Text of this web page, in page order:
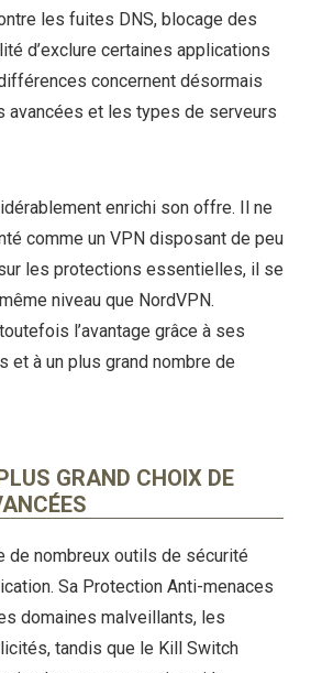
les fuites DNS, blocage des
d’exclure certaines applications
concernent désormais
avancées et les types de serveurs
enrichi son offre. Il ne
comme un VPN disposant de peu
les protections essentielles, il se
niveau que NordVPN.
l’avantage grâce à ses
et à un plus grand nombre de
GRAND CHOIX DE
de nombreux outils de sécurité
Sa Protection Anti-menaces
domaines malveillants, les
tandis que le Kill Switch